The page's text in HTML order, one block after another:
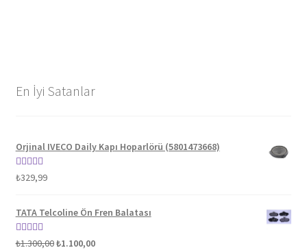
En İyi Satanlar
Orjinal IVECO Daily Kapı Hoparlörü (5801473668)
5 üzerinden
₺329,99
TATA Telcoline Ön Fren Balatası
5 üzerinden
₺1.300,00Orijinal
₺1.100,00Şu